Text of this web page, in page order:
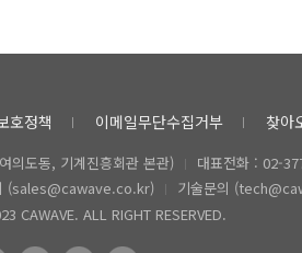
호정책 이메일무단수집거부 찾아
의도동, 기계진흥회관 본관) 대표전화 : 02-
(sales@cawave.co.kr)
기술문의
CAWAVE. ALL RIGHT RESERVED.